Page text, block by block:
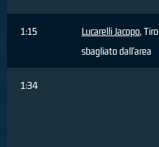
1:15 Lucarelli Jacopo, Tiro
sbagliato dall'area
1:34